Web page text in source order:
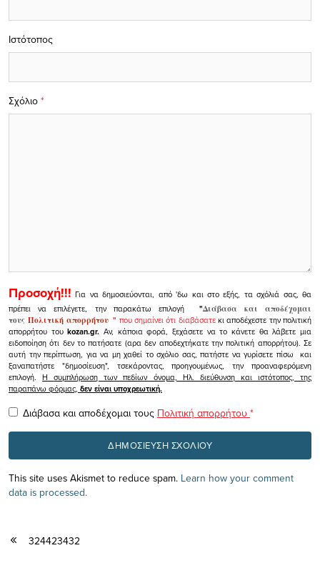
Σχόλιο *
Ιστότοπος
Προσοχή!!! Για να δημοσιεύονται, από 'δω και στο εξής, τα σχόλιά σας, θα
πρέπει να επιλέγετε, την παρακάτω επιλογή
"Διάβασα και αποδέχομαι
τουςΠολιτική απορρήτου" που σημαίνει ότι διαβάσατεκι αποδέχεστε την πολιτική
απορρήτου τουkozan.gr. Αν, κάποια φορά, ξεχάσετε να το κάνετε θα λάβετε μια
ειδοποίηση ότι δεν το πατήσατε (αρα δεν αποδεχτήκατε την πολιτική απορρήτου). Σε
αυτή την περίπτωση, για να μη χαθεί το σχόλιο σας, πατήστε να γυρίσετε πίσω και
ξαναπατήστε "δημοσίευση", τσεκάροντας, προηγουμένως, την προαναφερόμενη
επιλογή.Η συμπλήρωση των πεδίων όνομα, Ηλ. διεύθυνση και ιστότοπος, της
παραπάνω φόρμας, δεν είναι υποχρεωτική.
Διάβασα και αποδέχομαι τους Πολιτική απορρήτου *
This site uses Akismet to reduce spam. Learn how your comment
data is processed.
324423432